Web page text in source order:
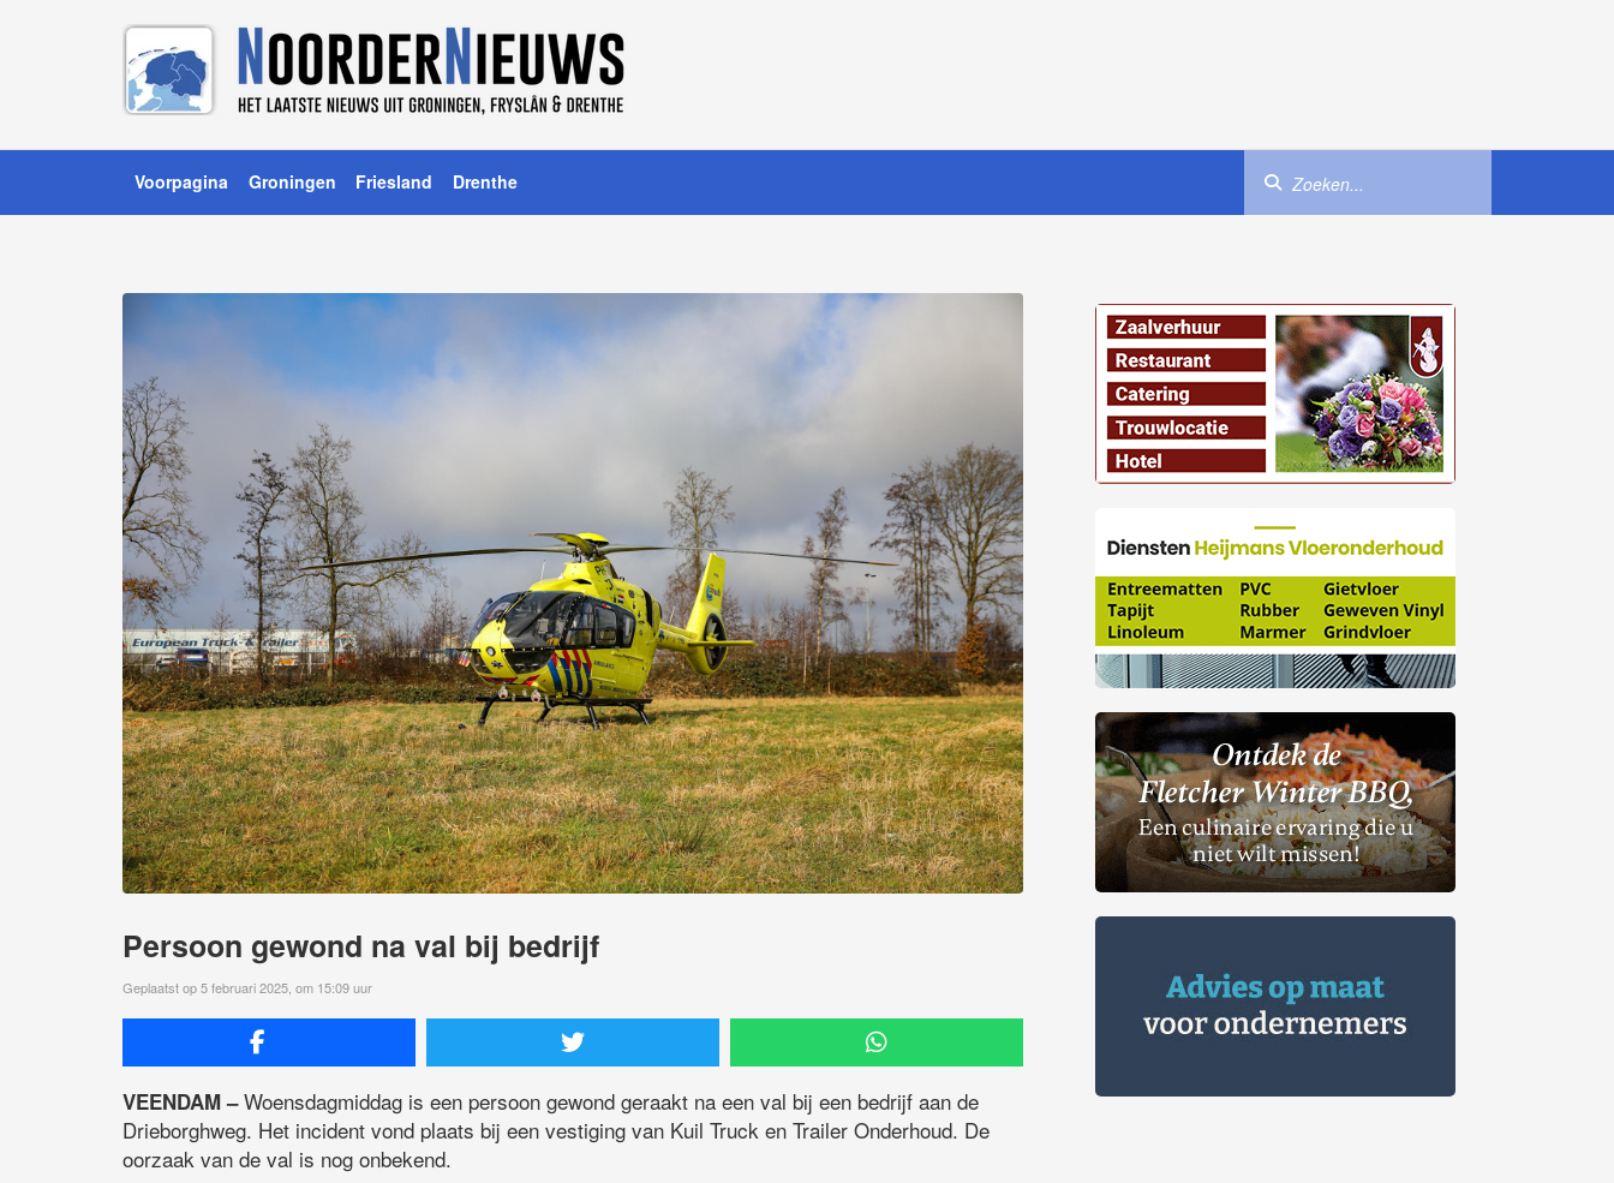
Voorpagina Groningen Friesland Drenthe
Persoon gewond na val bij bedrijf
Geplaatst op 5 februari 2025, om 15:09 uur
VEENDAM –Woensdagmiddag is een persoon gewond geraakt na een val bij een bedrijf aan de
Drieborghweg. Het incident vond plaats bij een vestiging van Kuil Truck en Trailer Onderhoud. De
oorzaak van de val is nog onbekend.